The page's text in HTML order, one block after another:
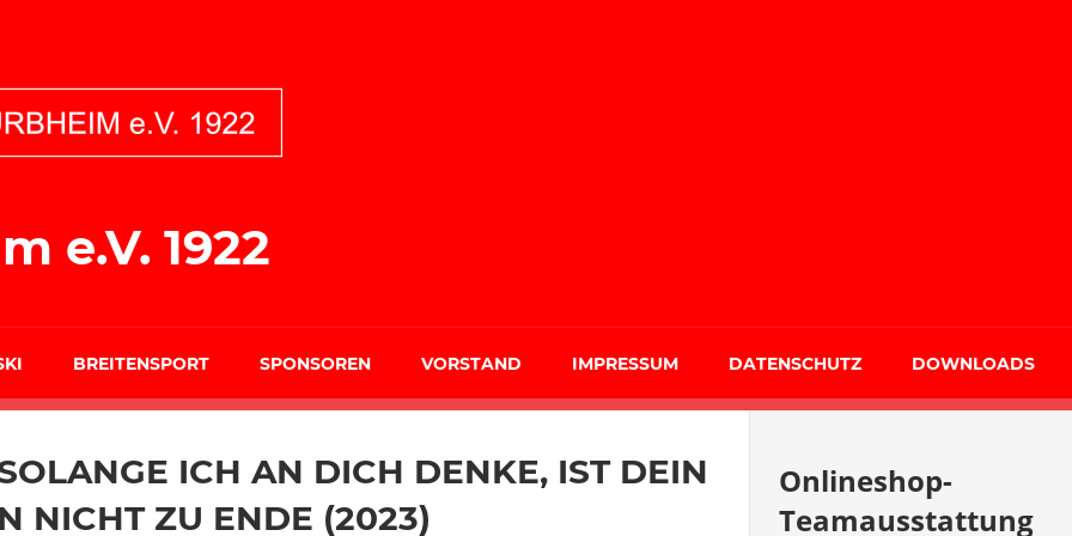
e.V. 1922
BREITENSPORT SPONSOREN VORSTAND IMPRESSUM DATENSCHUTZ DOWNLOADS
ICH AN DICH DENKE, IST DEIN
NICHT ZU ENDE (2023)
Onlineshop-
Teamausstattung